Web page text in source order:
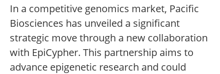
In a competitive genomics market, Pacific
Biosciences has unveiled a significant
strategic move through a new collaboration
with EpiCypher. This partnership aims to
advance epigenetic research and could